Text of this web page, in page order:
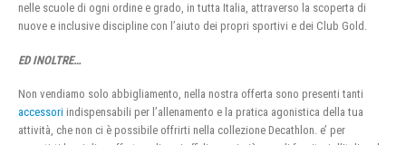
nelle scuole di ogni ordine e grado, in tutta Italia, attraverso la scoperta di
nuove e inclusive discipline con l’aiuto dei propri sportivi e dei Club Gold.
ED INOLTRE…
Non vendiamo solo abbigliamento, nella nostra offerta sono presenti tanti
accessori indispensabili per l’allenamento e la pratica agonistica della tua
attività, che non ci è possibile offrirti nella collezione Decathlon. e’ per